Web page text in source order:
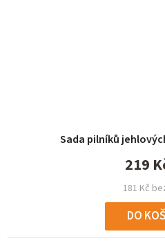
Sada pilníků
181 Kč
219
DO